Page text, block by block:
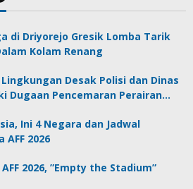
di Driyorejo Gresik Lomba Tarik
Kolam Renang
Desak Polisi dan Dinas
Dugaan Pencemaran Perairan…
Ini 4 Negara dan Jadwal
AFF 2026
2026, ”Empty the Stadium”